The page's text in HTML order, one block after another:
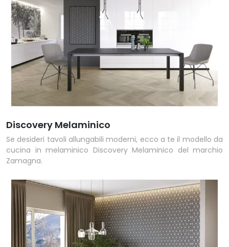
Discovery Melaminico
Se desideri tavoli allungabili moderni, ecco a te il modello da
cucina in melaminico Discovery Melaminico del marchio
Zamagna.